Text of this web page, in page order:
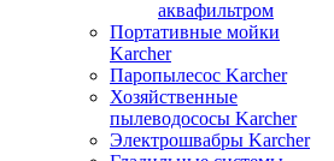
аквафильтром
Портативные мойки
Karcher
Паропылесос Karcher
Хозяйственные
пылеводососы Karcher
Электрошвабры Karcher